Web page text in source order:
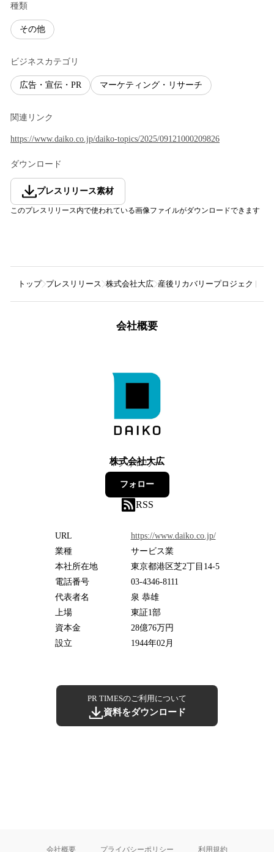
種類
その他
ビジネスカテゴリ
広告・宣伝・PR マーケティング・リサーチ
関連リンク
https://www.daiko.co.jp/daiko-topics/2025/09121000209826
ダウンロード
プレスリリース素材
このプレスリリース内で使われている画像ファイルがダウンロードできます
トップ プレスリリース 株式会社大広 産後リカバリープロジェクト「
会社概要
株式会社大広
7フォロワー
フォロー
RSS
URL
https://www.daiko.co.jp/
業種
サービス業
本社所在地
東京都港区芝2丁目14-5
電話番号
03-4346-8111
代表者名
泉 恭雄
上場
東証1部
資本金
28億76万円
設立
1944年02月
PR TIMESのご利用について
資料をダウンロード
会社概要 プライバシーポリシー 利用規約